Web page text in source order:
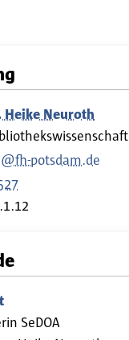
Heike Neuroth
potsdam.de
SeDOA